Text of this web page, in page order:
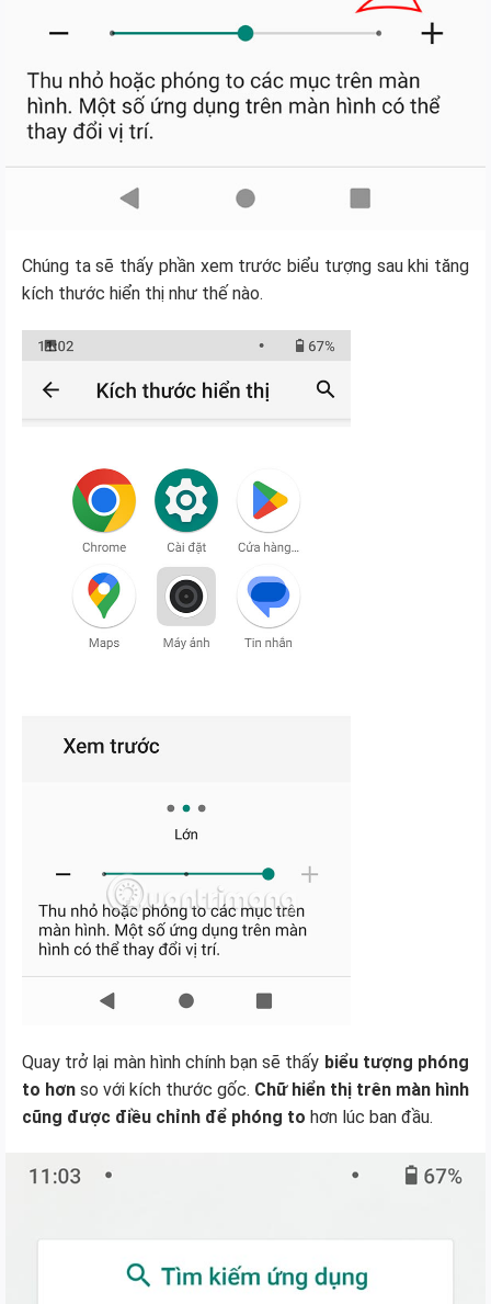
Chúng ta sẽ thấy phần xem trước biểu tượng sau khi tăng
kích thước hiển thị như thế nào.
Quay trở lại màn hình chính bạn sẽ thấy biểu tượng phóng
to hơn so với kích thước gốc. Chữ hiển thị trên màn hình
cũng được điều chỉnh để phóng to hơn lúc ban đầu.